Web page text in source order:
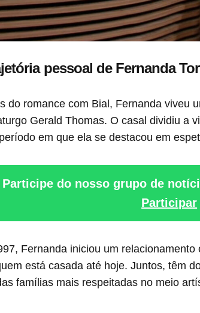
pessoal de Fernanda
do romance com Bial, Fernanda viveu
Gerald Thomas. O casal dividiu a
em que ela se destacou em
Participe do nosso grupo de
Participar
Fernanda iniciou um
está casada até hoje. Juntos, têm
famílias mais respeitadas no meio